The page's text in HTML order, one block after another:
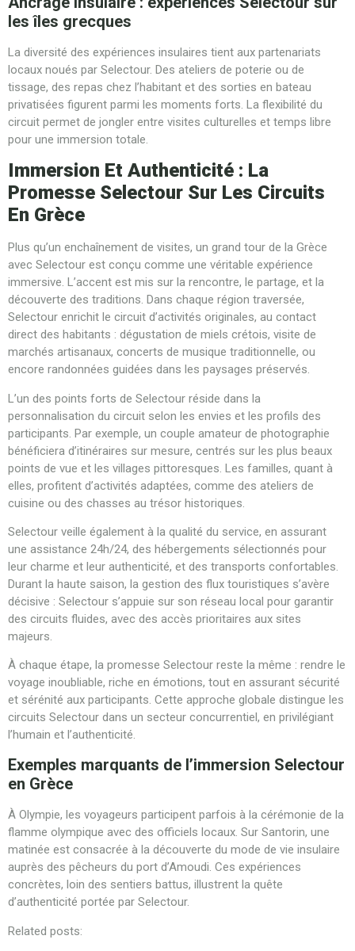
les îles grecques
La diversité des expériences insulaires tient aux partenariats
locaux noués par Selectour. Des ateliers de poterie ou de
tissage, des repas chez l’habitant et des sorties en bateau
privatisées figurent parmi les moments forts. La flexibilité du
circuit permet de jongler entre visites culturelles et temps libre
pour une immersion totale.
Immersion Et Authenticité : La
Promesse Selectour Sur Les Circuits
En Grèce
Plus qu’un enchaînement de visites, un grand tour de la Grèce
avec Selectour est conçu comme une véritable expérience
immersive. L’accent est mis sur la rencontre, le partage, et la
découverte des traditions. Dans chaque région traversée,
Selectour enrichit le circuit d’activités originales, au contact
direct des habitants : dégustation de miels crétois, visite de
marchés artisanaux, concerts de musique traditionnelle, ou
encore randonnées guidées dans les paysages préservés.
L’un des points forts de Selectour réside dans la
personnalisation du circuit selon les envies et les profils des
participants. Par exemple, un couple amateur de photographie
bénéficiera d’itinéraires sur mesure, centrés sur les plus beaux
points de vue et les villages pittoresques. Les familles, quant à
elles, profitent d’activités adaptées, comme des ateliers de
cuisine ou des chasses au trésor historiques.
Selectour veille également à la qualité du service, en assurant
une assistance 24h/24, des hébergements sélectionnés pour
leur charme et leur authenticité, et des transports confortables.
Durant la haute saison, la gestion des flux touristiques s’avère
décisive : Selectour s’appuie sur son réseau local pour garantir
des circuits fluides, avec des accès prioritaires aux sites
majeurs.
À chaque étape, la promesse Selectour reste la même : rendre le
voyage inoubliable, riche en émotions, tout en assurant sécurité
et sérénité aux participants. Cette approche globale distingue les
circuits Selectour dans un secteur concurrentiel, en privilégiant
l’humain et l’authenticité.
Exemples marquants de l’immersion Selectour
en Grèce
À Olympie, les voyageurs participent parfois à la cérémonie de la
flamme olympique avec des officiels locaux. Sur Santorin, une
matinée est consacrée à la découverte du mode de vie insulaire
auprès des pêcheurs du port d’Amoudi. Ces expériences
concrètes, loin des sentiers battus, illustrent la quête
d’authenticité portée par Selectour.
Related posts: